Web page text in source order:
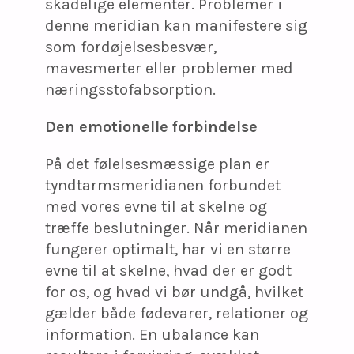
skadelige elementer. Problemer i
denne meridian kan manifestere sig
som fordøjelsesbesvær,
mavesmerter eller problemer med
næringsstofabsorption.
Den emotionelle forbindelse
På det følelsesmæssige plan er
tyndtarmsmeridianen forbundet
med vores evne til at skelne og
træffe beslutninger. Når meridianen
fungerer optimalt, har vi en større
evne til at skelne, hvad der er godt
for os, og hvad vi bør undgå, hvilket
gælder både fødevarer, relationer og
information. En ubalance kan